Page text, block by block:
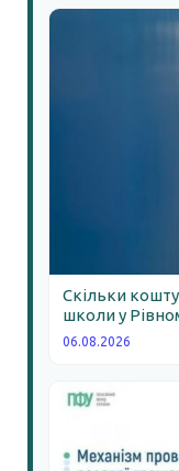
Скільки
школи у
06.08.2026